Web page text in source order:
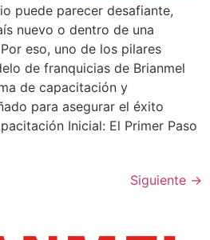
puede parecer desafiante,
nuevo o dentro de una
eso, uno de los pilares
de franquicias de Brianmel
de capacitación y
para asegurar el éxito
Inicial: El Primer Paso
Siguiente →